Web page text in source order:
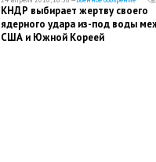
КНДР выбирает жертву своего
ядерного удара из-под воды
США и Южной Кореей